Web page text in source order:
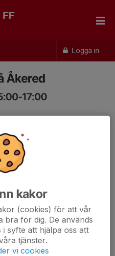
Logga in
FF
Åkered
17:00
kakor
(cookies) för att vår
bra för dig. De används
syfte att hjälpa oss att
tjänster.
vi cookies